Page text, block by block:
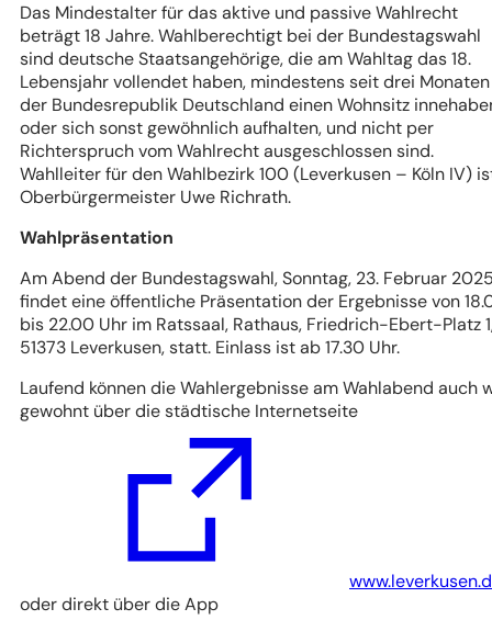
Das Mindestalter für das aktive und passive Wahlrecht
beträgt 18 Jahre. Wahlberechtigt bei der Bundestagswahl
sind deutsche Staatsangehörige, die am Wahltag das 18.
Lebensjahr vollendet haben, mindestens seit drei
der Bundesrepublik Deutschland einen Wohnsitz
oder sich sonst gewöhnlich aufhalten, und nicht per
Richterspruch vom Wahlrecht ausgeschlossen sind.
Wahlleiter für den Wahlbezirk 100 (Leverkusen – Köln IV)
Oberbürgermeister Uwe Richrath.
Wahlpräsentation
Am Abend der Bundestagswahl, Sonntag, 23. Februar
findet eine öffentliche Präsentation der Ergebnisse von
bis 22.00 Uhr im Ratssaal, Rathaus, Friedrich-Ebert-Platz
51373 Leverkusen, statt. Einlass ist ab 17.30 Uhr.
Laufend können die Wahlergebnisse am Wahlabend auch
gewohnt über die städtische Internetseite
oder direkt über die App